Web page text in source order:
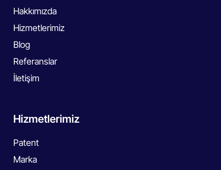
Hakkımızda
Hizmetlerimiz
Blog
Referanslar
İletişim
Hizmetlerimiz
Patent
Marka